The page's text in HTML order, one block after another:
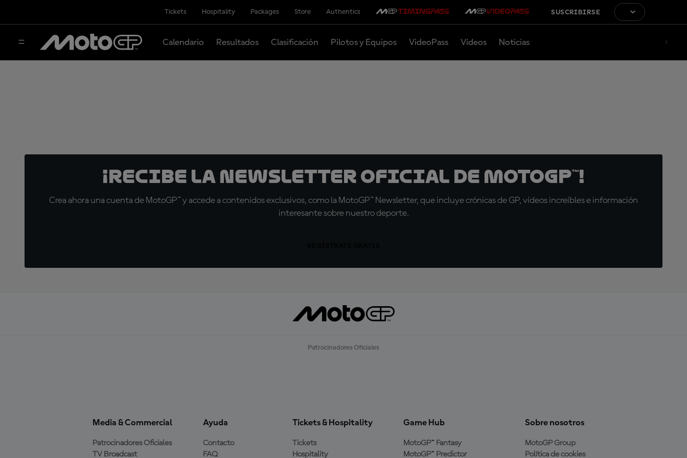
Tickets Hospitality Packages Store Authentics SUSCRIBIRSE
Calendario Resultados Clasificación Pilotos y Equipos VideoPass Vídeos Noticias
¡Recibe la Newsletter oficial de MotoGP™!
Crea ahora una cuenta de MotoGP™ y accede a contenidos exclusivos, como la MotoGP™ Newsletter, que incluye crónicas de GP, vídeos increíbles e información
interesante sobre nuestro deporte.
Patrocinadores Oficiales
Media & Commercial
Patrocinadores Oficiales
TV Broadcast
Ayuda
Contacto
FAQ
Tickets & Hospitality
Tickets
Hospitality
Game Hub
MotoGP™ Fantasy
MotoGP™ Predictor
Sobre nosotros
MotoGP Group
Política de cookies